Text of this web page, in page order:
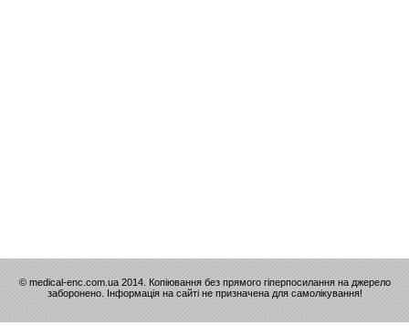
© medical-enc.com.ua 2014. Копіювання без прямого гіперпосилання на джерело
заборонено. Інформація на сайті не призначена для самолікування!